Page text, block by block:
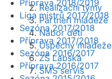
Realizační týmy
Partneři mládeže
Nábor dětí
Úspěchy mládeže
ZŠ Labská
SMS servis
Příprava 2018/2019
Liga mistrů 2017/2018
Sezóna 2017/2018
Příprava 2017/2018
Sezóna 2016/2017
Příprava 2016/2017